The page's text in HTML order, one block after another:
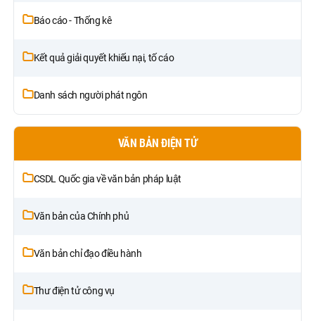
Báo cáo - Thống kê
Kết quả giải quyết khiếu nại, tố cáo
Danh sách người phát ngôn
VĂN BẢN ĐIỆN TỬ
CSDL Quốc gia về văn bản pháp luật
Văn bản của Chính phủ
Văn bản chỉ đạo điều hành
Thư điện tử công vụ